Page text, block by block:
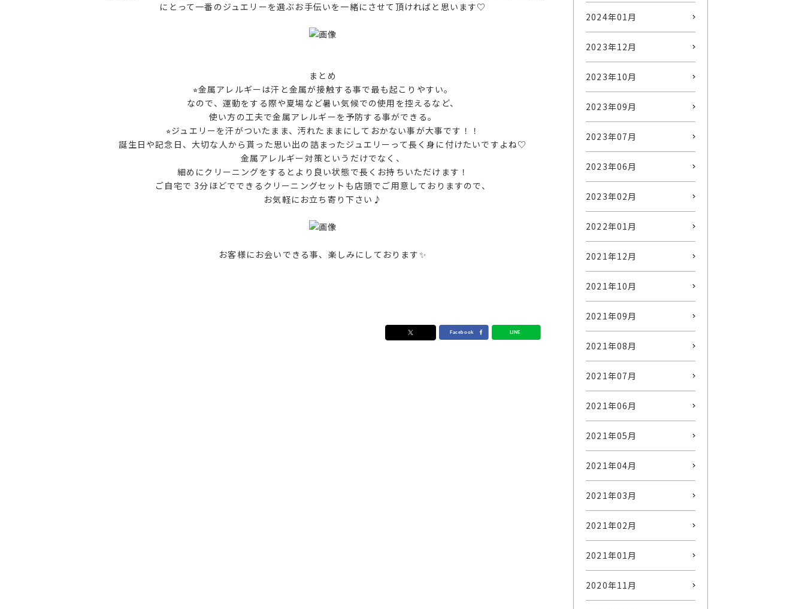
にとって一番のジュエリーを選ぶお手伝いを一緒にさせて頂ければと思います♡
まとめ
⭐︎金属アレルギーは汗と金属が接触する事で最も起こりやすい。
なので、運動をする際や夏場など暑い気候での使用を控えるなど、
使い方の工夫で金属アレルギーを予防する事ができる。
⭐︎ジュエリーを汗がついたまま、汚れたままにしておかない事が大事です！！
誕生日や記念日、大切な人から貰った思い出の詰まったジュエリーって長く身に付けたいですよね♡
金属アレルギー対策というだけでなく、
細めにクリーニングをするとより良い状態で長くお持ちいただけます！
ご自宅で 3分ほどでできるクリーニングセットも店頭でご用意しておりますので、
お気軽にお立ち寄り下さい♪
お客様にお会いできる事、楽しみにしております✨
2024年01月
2023年12月
2023年10月
2023年09月
2023年07月
2023年06月
2023年02月
2022年01月
2021年12月
2021年10月
2021年09月
2021年08月
2021年07月
2021年06月
2021年05月
2021年04月
2021年03月
2021年02月
2021年01月
2020年11月